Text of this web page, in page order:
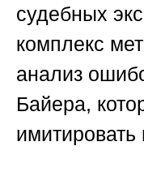
судебных
комплекс
анализ
Байера,